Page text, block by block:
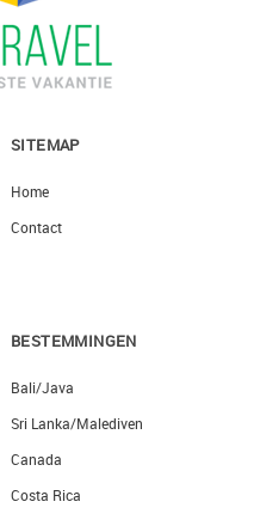
SITEMAP
Home
Contact
BESTEMMINGEN
Bali/Java
Sri Lanka/Malediven
Canada
Costa Rica